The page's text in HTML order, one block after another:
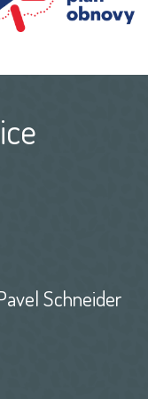
Schneider